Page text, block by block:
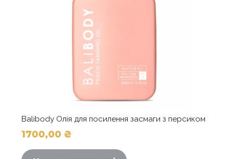
Balibody Олія для посилення засмаги з персиком
1700,00 ₴